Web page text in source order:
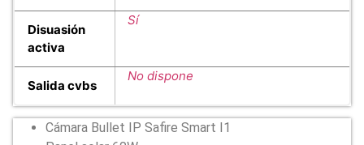
Disuasión
activa
Sí
Salida cvbs
No dispone
Cámara Bullet IP Safire Smart I1